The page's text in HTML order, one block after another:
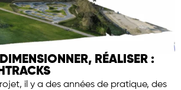
RÉALISER :
il y a des années de pratique, des